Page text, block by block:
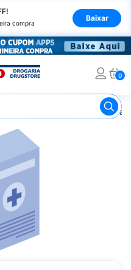
compra
Baixar
0
Colírio para